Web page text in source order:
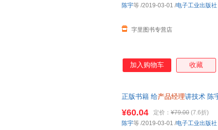
字里图书专营店
陈宇等 /2019-03-01 /电子工业出版社
加入购物车 收藏
正版书籍 给产品经理讲技术 陈
¥60.04 定价： ¥79.00 (7.6折)
陈宇等 /2019-03-01 /电子工业出版社